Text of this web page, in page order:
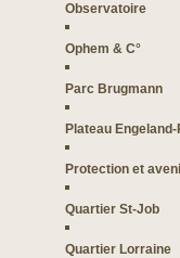
Observatoire
Ophem & C°
Parc Brugmann
Plateau Engeland-
Protection et
Quartier St-Job
Quartier Lorraine